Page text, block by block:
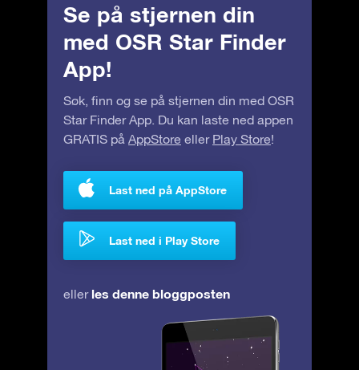
Se på stjernen din
med OSR Star Finder
App!
Søk, finn og se på stjernen din med OSR
Star Finder App. Du kan laste ned appen
GRATIS på AppStore eller Play Store!
Last ned på AppStore
Last ned i Play Store
eller les denne bloggposten